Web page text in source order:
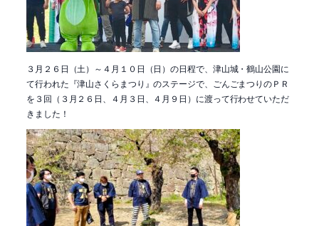
３月２６日（土）～４月１０日（日）の日程で、津山城・鶴山公園に
て行われた『津山さくらまつり』のステージで、ごんごまつりのＰＲ
を３回（３月２６日、４月３日、４月９日）に渡って行わせていただ
きました！